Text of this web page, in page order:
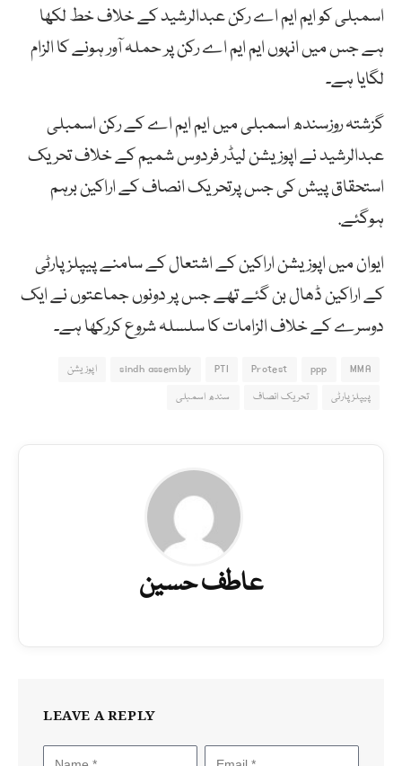
اسمبلی کو ایم ایم اے رکن عبدالرشید کے خلاف خط لکھا
ہے جس میں انہوں ایم ایم اے رکن پر حملہ آور ہونے کا الزام
لگایا ہے۔
گزشتہ روزسندھ اسمبلی میں ایم ایم اے کے رکن اسمبلی
عبدالرشید نے اپوزیشن لیڈر فردوس شمیم کے خلاف تحریک
استحقاق پیش کی جس پرتحریک انصاف کے اراکین برہم
ہوگئے.
ایوان میں اپوزیشن اراکین کے اشتعال کے سامنے پیپلزپارٹی
کے اراکین ڈھال بن گئے تھے جس پر دونوں جماعتوں نے ایک
دوسرے کے خلاف الزامات کا سلسلہ شروع کررکھا ہے۔
MMA
ppp
Protest
PTI
sindh assembly
اپوزیشن
پیپلزپارٹی
تحریک انصاف سندھ اسمبلی
عاطف حسین
LEAVE A REPLY